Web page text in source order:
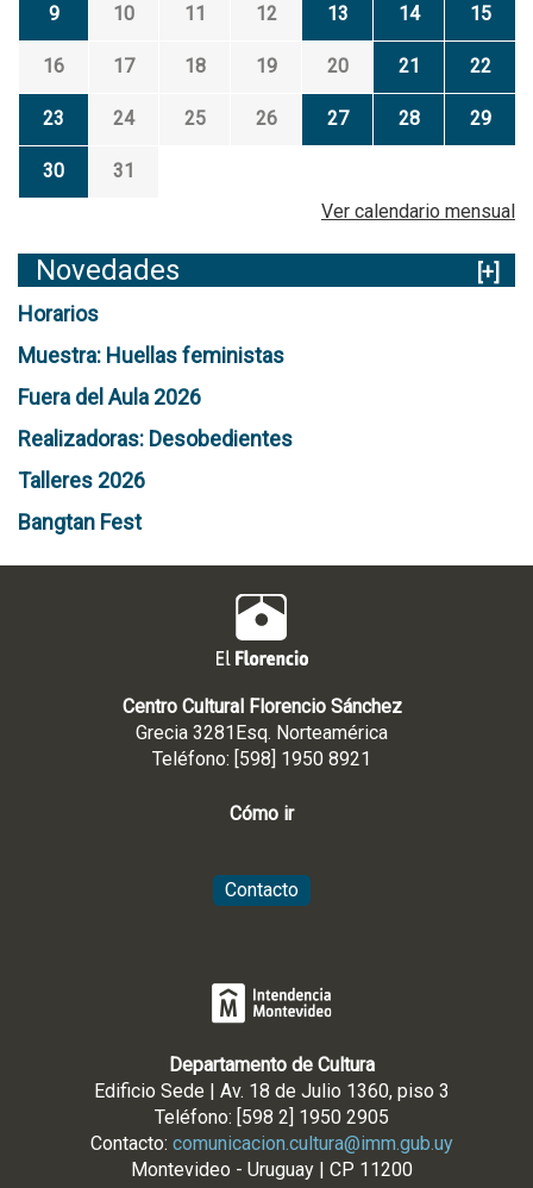
9 10 11 12 13 14 15
16 17 18 19 20 21 22
23 24 25 26 27 28 29
30
31
Ver calendario mensual
Novedades
[+]
Horarios
Muestra: Huellas feministas
Fuera del Aula 2026
Realizadoras: Desobedientes
Talleres 2026
Bangtan Fest
Centro Cultural Florencio Sánchez
Grecia 3281Esq. Norteamérica
Teléfono: [598] 1950 8921
Cómo ir
Contacto
Departamento de Cultura
Edificio Sede | Av. 18 de Julio 1360, piso 3
Teléfono: [598 2] 1950 2905
Contacto: comunicacion.cultura@imm.gub.uy
Montevideo - Uruguay | CP 11200